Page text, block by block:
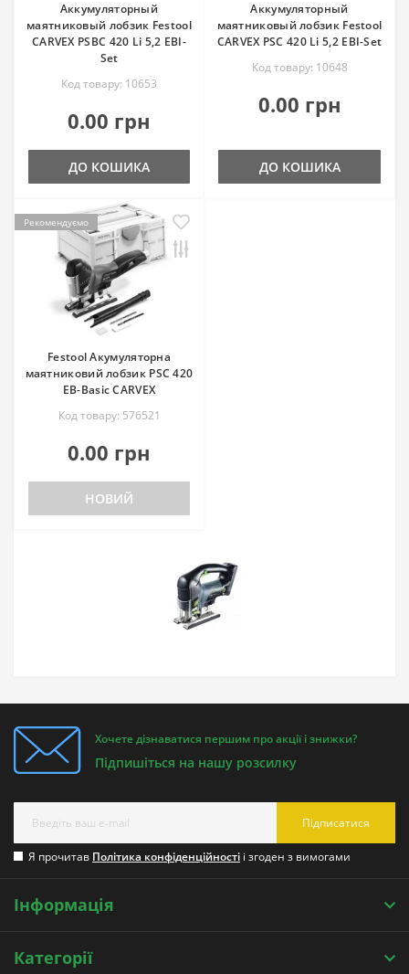
Аккумуляторный
маятниковый лобзик Festool
CARVEX PSBC 420 Li 5,2 EBI-
Set
Код товару: 10653
0.00 грн
ДО КОШИКА
Аккумуляторный
маятниковый лобзик Festool
CARVEX PSC 420 Li 5,2 EBI-Set
Код товару: 10648
0.00 грн
ДО КОШИКА
Рекомендуємо
Festool Акумуляторна
маятниковий лобзик PSC 420
EB-Basic CARVEX
Код товару: 576521
0.00 грн
НОВИЙ
Хочете дізнаватися першим про акції і знижки?
Підпишіться на нашу розсилку
Підписатися
Я прочитав Політика конфіденційності і згоден з вимогами
Інформація
Категорії